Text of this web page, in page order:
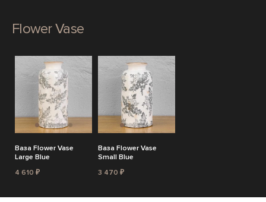
Flower Vase
Ваза Flower Vase
Large Blue
4 610 ₽
Ваза Flower Vase
Small Blue
3 470 ₽